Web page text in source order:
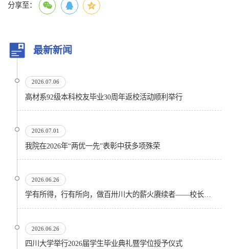
分享至：
最新新闻
2026.07.06
高材系92级本科校友毕业30周年返校活动顺利举行
2026.07.01
我院在2026年“两优一先”表彰中获多项殊荣
2026.06.26
学有所得，行有所向，做百卅川大的薪火赓续者——校长汪劲松在四川大学2026届学生毕业典礼上的...
2026.06.26
四川大学举行2026届学生毕业典礼暨学位授予仪式